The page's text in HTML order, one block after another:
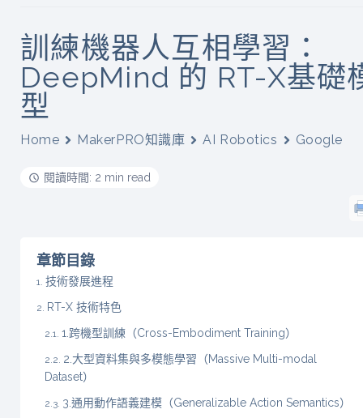
訓練機器人互相學習：
DeepMind 的 RT-X基礎
型
Home MakerPRO知識庫 AI Robotics Google
閱讀時間: 2 min read
章節目錄
技術發展進程
RT-X 技術特色
1.跨機型訓練（Cross-Embodiment Training）
2.大型資料集與多模態學習（Massive Multi-modal
Dataset）
3.通用動作語義建模（Generalizable Action Semantics）